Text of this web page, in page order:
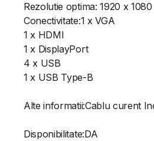
Rezolutie optima: 1920 x
Conectivitate:1 x VGA
1 x HDMI
1 x DisplayPort
4 x USB
1 x USB Type-B
Alte informatii:Cablu curent
Disponibilitate:DA